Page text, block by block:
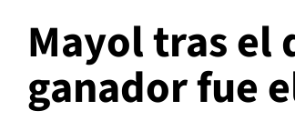
Mayol tras el
ganador fue